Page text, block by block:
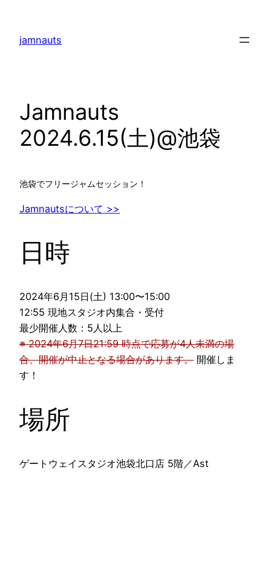
jamnauts
Jamnauts
2024.6.15(土)@池袋
池袋でフリージャムセッション！
Jamnautsについて >>
日時
2024年6月15日(土) 13:00〜15:00
12:55 現地スタジオ内集合・受付
最少開催人数：5人以上
※ 2024年6月7日21:59 時点で応募が4人未満の場
合、開催が中止となる場合があります。 開催しま
す！
場所
ゲートウェイスタジオ池袋北口店 5階／Ast